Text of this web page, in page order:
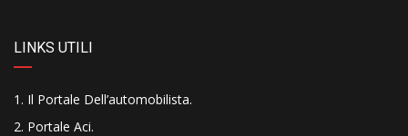
LINKS UTILI
Il Portale Dell’automobilista.
Portale Aci.